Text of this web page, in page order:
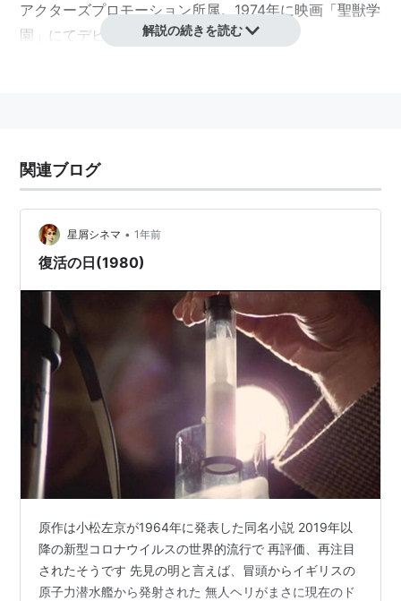
アクターズプロモーション所属。1974年に映画「聖獣学
園」にてデビュー。解説の続きを読む
関連ブログ
星屑シネマ • 1年前
復活の日(1980)
原作は小松左京が1964年に発表した同名小説 2019年以
降の新型コロナウイルスの世界的流行で 再評価、再注目
されたそうです 先見の明と言えば、冒頭からイギリスの
原子力潜水艦から発射された 無人ヘリがまさに現在のド